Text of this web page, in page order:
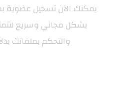
يمكنك الآن تسجيل عضوية
بشكل مجاني وسريع
والتحكم بملفاتك